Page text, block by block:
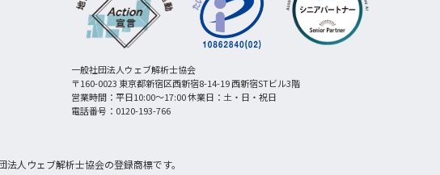
一般社団法人ウェブ解析士協会
〒160-0023 東京都新宿区西新宿8-14-19 西新宿STビル3階
営業時間：平日10:00〜17:00 休業日：土・日・祝日
電話番号：0120-193-766
人ウェブ解析士協会の登録商標です。